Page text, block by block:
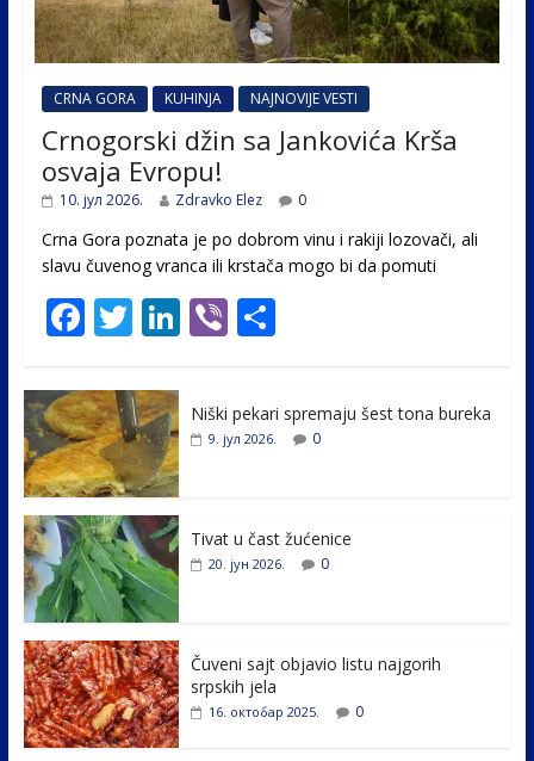
CRNA GORA KUHINJA NAJNOVIJE VESTI
Crnogorski džin sa Jankovića Krša
osvaja Evropu!
10. јул 2026. Zdravko Elez 0
Crna Gora poznata je po dobrom vinu i rakiji lozovači, ali
slavu čuvenog vranca ili krstača mogo bi da pomuti
F
e
b
o
o
k
T
itt
er
Li
e
Vi
er
S
e
Niški pekari spremaju šest tona bureka
9. јул 2026. 0
Tivat u čast žućenice
20. јун 2026. 0
Čuveni sajt objavio listu najgorih
srpskih jela
16. октобар 2025. 0